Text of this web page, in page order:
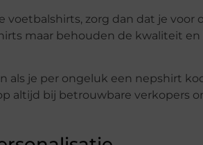
zorg dan dat je voor
maar behouden de kwaliteit
als je per ongeluk een nepshirt
altijd bij betrouwbare verkopers